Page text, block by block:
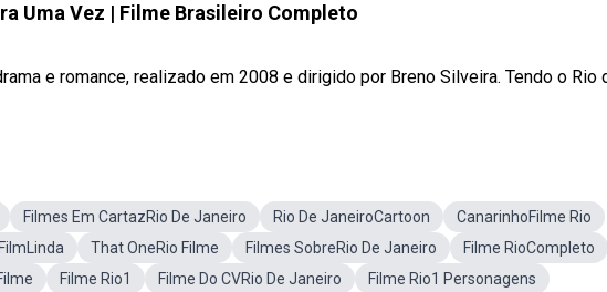
Uma Vez | Filme Brasileiro Completo
e romance, realizado em 2008 e dirigido por Breno Silveira. Tendo o Rio
Filmes Em CartazRio De Janeiro Rio De JaneiroCartoon
CanarinhoFilme Rio
That OneRio Filme Filmes SobreRio De Janeiro
Filme RioCompleto
Filme Rio1 Filme Do CVRio De Janeiro
Filme Rio1 Personagens